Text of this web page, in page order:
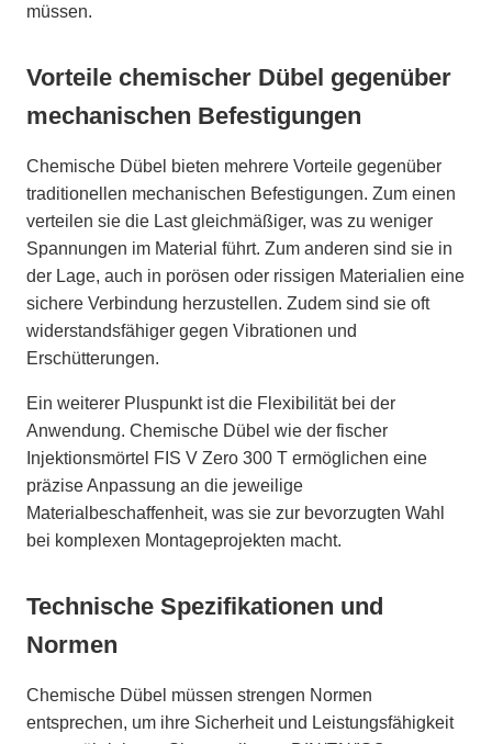
müssen.
Vorteile chemischer Dübel gegenüber
mechanischen Befestigungen
Chemische Dübel bieten mehrere Vorteile gegenüber
traditionellen mechanischen Befestigungen. Zum einen
verteilen sie die Last gleichmäßiger, was zu weniger
Spannungen im Material führt. Zum anderen sind sie in
der Lage, auch in porösen oder rissigen Materialien eine
sichere Verbindung herzustellen. Zudem sind sie oft
widerstandsfähiger gegen Vibrationen und
Erschütterungen.
Ein weiterer Pluspunkt ist die Flexibilität bei der
Anwendung. Chemische Dübel wie der fischer
Injektionsmörtel FIS V Zero 300 T ermöglichen eine
präzise Anpassung an die jeweilige
Materialbeschaffenheit, was sie zur bevorzugten Wahl
bei komplexen Montageprojekten macht.
Technische Spezifikationen und
Normen
Chemische Dübel müssen strengen Normen
entsprechen, um ihre Sicherheit und Leistungsfähigkeit